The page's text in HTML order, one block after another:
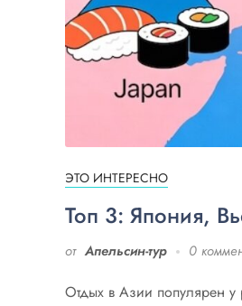
ЭТО ИНТЕРЕСНО
Топ 3: Япония,
от Апельсин-тур 0
Отдых в Азии популярен